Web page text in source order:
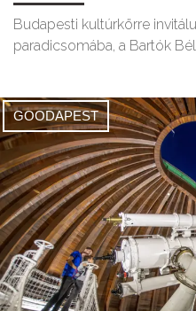
Budapesti kultúrkörre
paradicsomába, a Bartók
GOODAPEST